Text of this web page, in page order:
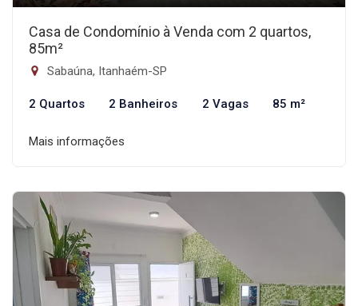
Casa de Condomínio à Venda com 2 quartos,
85m²
Sabaúna, Itanhaém-SP
2 Quartos 2 Banheiros 2 Vagas 85 m²
Mais informações